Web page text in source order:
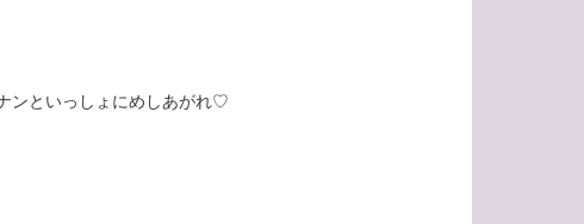
ンといっしょにめしあがれ♡